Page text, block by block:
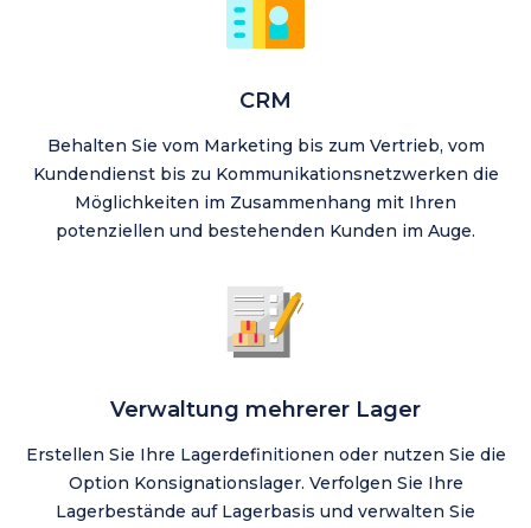
CRM
Behalten Sie vom Marketing bis zum Vertrieb, vom
Kundendienst bis zu Kommunikationsnetzwerken die
Möglichkeiten im Zusammenhang mit Ihren
potenziellen und bestehenden Kunden im Auge.
Verwaltung mehrerer Lager
Erstellen Sie Ihre Lagerdefinitionen oder nutzen Sie die
Option Konsignationslager. Verfolgen Sie Ihre
Lagerbestände auf Lagerbasis und verwalten Sie